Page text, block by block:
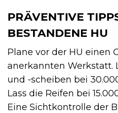
PRÄVENTIVE
BESTANDENE HU
Plane vor der HU einen
anerkannten Werkstatt.
und -scheiben bei
Lass die Reifen bei
Eine Sichtkontrolle der